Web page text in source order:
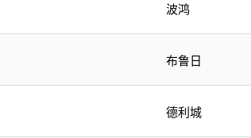
波鸿
布鲁日
德利城